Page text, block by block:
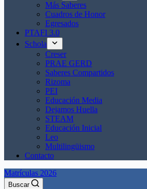
Más Saberes
Cuadros de Honor
Egresados
PTAFI 3.0
Schola
Creser
PRAE GERD
Saberes Compartidos
Rizoma
PEI
Educación Media
Dejamos Huella
STEAM
Educación Inicial
Leo
Multilingüismo
Contacto
Matrículas 2026
Buscar